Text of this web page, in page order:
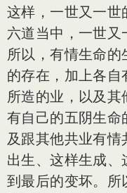
这样，一世又一世
六道当中，一世又
所以，有情生命
的存在，加上各自
所造的业，以及
有自己的五阴生命
及跟其他共业有
出生、这样生成、
到最后的变坏。所